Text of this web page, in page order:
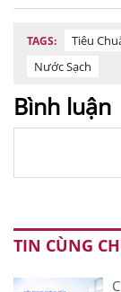
TAGS: Tiêu
Nước Sạch
Bình luận
TIN CÙNG